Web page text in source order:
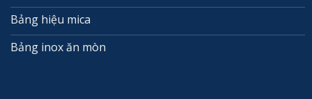
Bảng hiệu mica
Bảng inox ăn mòn